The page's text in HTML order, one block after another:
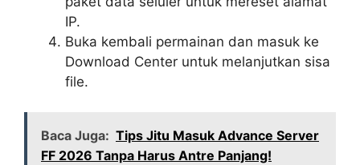
IP.
Buka kembali permainan dan masuk ke
Download Center untuk melanjutkan sisa
file.
Baca Juga: Tips Jitu Masuk Advance Server
FF 2026 Tanpa Harus Antre Panjang!